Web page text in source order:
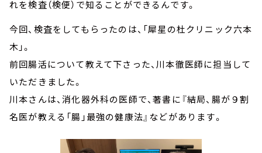
れを検査（検便）で知ることができるんです。
今回、検査をしてもらったのは、「犀星の杜クリニック六本
木」。
前回腸活について教えて下さった、川本徹医師に担当して
いただきました。
川本さんは、消化器外科の医師で、著書に『結局、腸が９割
名医が教える「腸」最強の健康法』などがあります。